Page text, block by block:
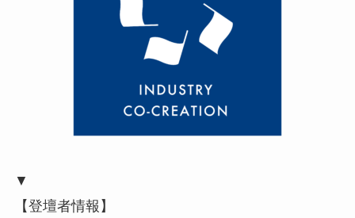
▼
【登壇者情報】